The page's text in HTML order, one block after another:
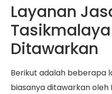
Layanan
Ditawarkan
Berikut adalah beberapa
biasanya ditawarkan oleh